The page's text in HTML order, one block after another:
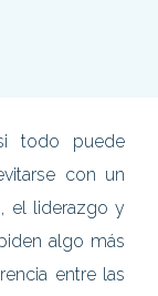
todo puede
con un
el liderazgo y
algo más
entre las